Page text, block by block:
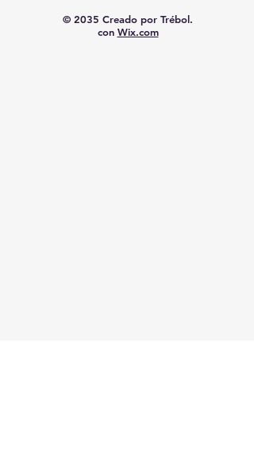
© 2035 Creado por Trébol.
con Wix.com